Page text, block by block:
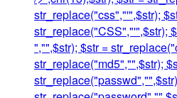
str_replace("css","'",$str);
str_replace("CSS","'",$str);
","",$str); $str =
str_replace("md5","",$str);